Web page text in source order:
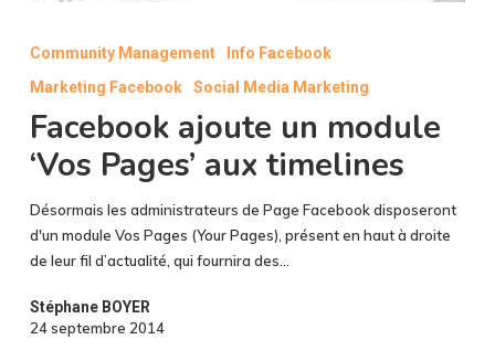
un
module
‘Vos
Pages’
aux
Community Management
Info Facebook
Marketing Facebook
Social Media Marketing
Facebook ajoute un module
‘Vos Pages’ aux timelines
Désormais les administrateurs de Page Facebook disposeront
d'un module Vos Pages (Your Pages), présent en haut à droite
de leur fil d’actualité, qui fournira des…
Stéphane BOYER
24 septembre 2014